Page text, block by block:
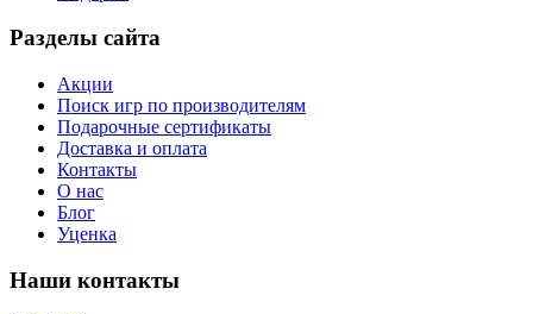
Разделы сайта
Акции
Поиск игр по производителям
Подарочные сертификаты
Доставка и оплата
Контакты
О нас
Блог
Уценка
Наши контакты